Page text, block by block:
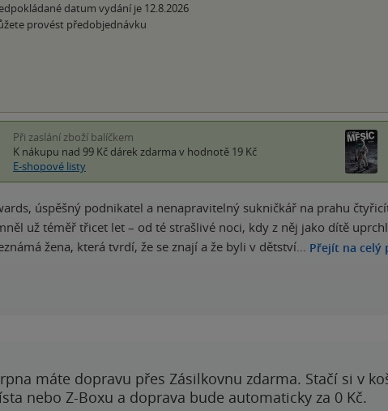
datum vydání je 12.8.2026
provést předobjednávku
Při zaslání zboží balíčkem
K nákupu nad 99 Kč dárek zdarma v hodnotě 19 Kč
E-shopové listy
úspěšný podnikatel a nenapravitelný sukničkář na prahu
už téměř třicet let – od té strašlivé noci, kdy z něj jako dítě
žena, která tvrdí, že se znají a že byli v dětství… Přejít na celý
máte dopravu přes Zásilkovnu zdarma. Stačí si v
nebo Z-Boxu a doprava bude automaticky za 0 Kč.